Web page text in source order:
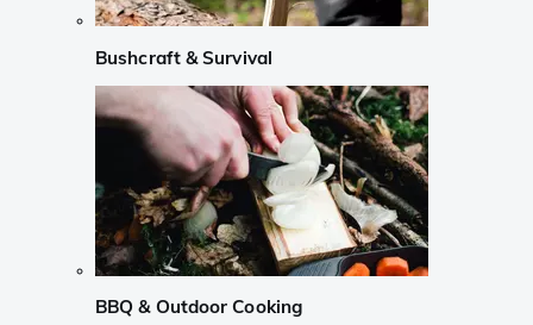
Bushcraft & Survival
BBQ & Outdoor Cooking